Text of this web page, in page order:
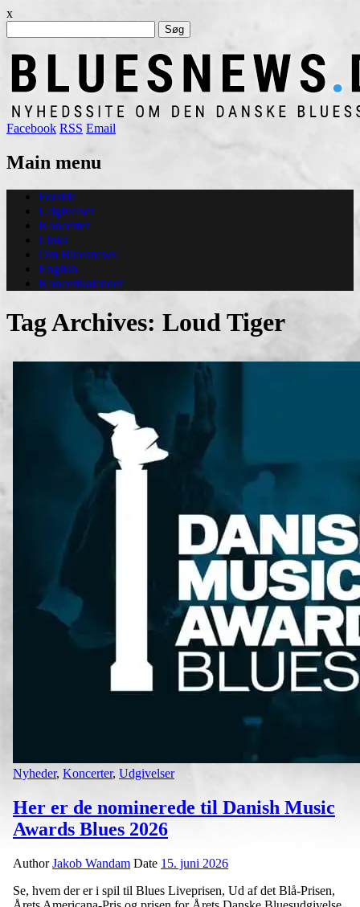
x
efter:
Facebook RSS Email
Main menu
Skip
content
Forside
Udgivelser
Koncerter
Links
Om Bluesnews
English
Koncertkalender
Tag Archives: Loud Tiger
Nyheder, Koncerter, Udgivelser
Her er de nominerede til Danish Music
Awards Blues 2026
AuthorJakob Wandam Date 15. juni 2026
Se, hvem der er i spil til Blues Liveprisen, Ud af det Blå-Prisen,